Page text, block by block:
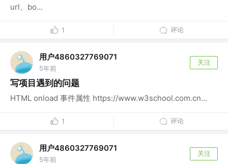
url、bo...
1 评论
用户4860327769071
5年前
关注
写项目遇到的问题
HTML onload 事件属性 https://www.w3school.com.cn...
1 评论
用户4860327769071
5年前
关注